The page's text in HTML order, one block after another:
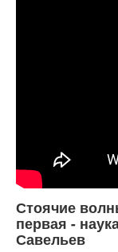
Стоячие
первая -
Савельев